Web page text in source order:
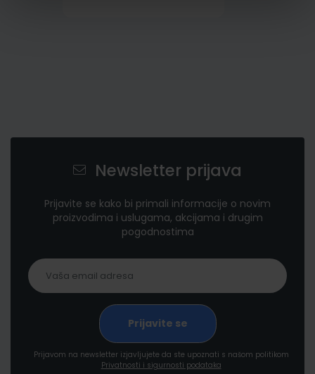
Newsletter prijava
Prijavite se kako bi primali informacije o novim
proizvodima i uslugama, akcijama i drugim
pogodnostima
Prijavom na newsletter izjavljujete da ste upoznati s našom politikom
Privatnosti i sigurnosti podataka